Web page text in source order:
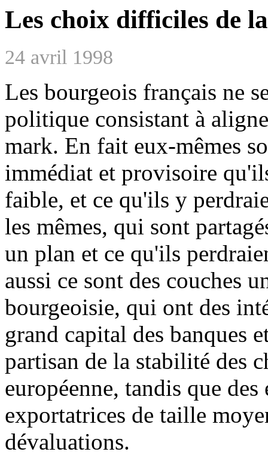
Les choix difficiles de
24 avril 1998
Les bourgeois français ne
politique consistant à
mark. En fait eux-mêmes
immédiat et provisoire
faible, et ce qu'ils y
les mêmes, qui sont
un plan et ce qu'ils
aussi ce sont des couches
bourgeoisie, qui ont des
grand capital des banques
partisan de la stabilité des
européenne, tandis que
exportatrices de taille
dévaluations.